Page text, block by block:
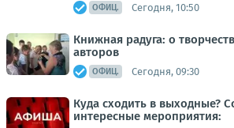
ОФИЦ. Сегодня, 10:50
Книжная радуга: о
авторов
ОФИЦ. Сегодня, 09:30
Куда сходить в выходные?
интересные мероприятия: